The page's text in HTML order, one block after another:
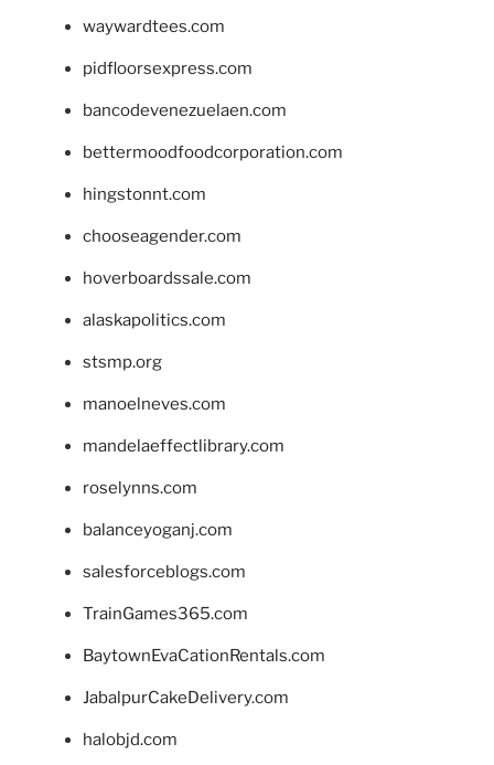
waywardtees.com
pidfloorsexpress.com
bancodevenezuelaen.com
bettermoodfoodcorporation.com
hingstonnt.com
chooseagender.com
hoverboardssale.com
alaskapolitics.com
stsmp.org
manoelneves.com
mandelaeffectlibrary.com
roselynns.com
balanceyoganj.com
salesforceblogs.com
TrainGames365.com
BaytownEvaCationRentals.com
JabalpurCakeDelivery.com
halobjd.com